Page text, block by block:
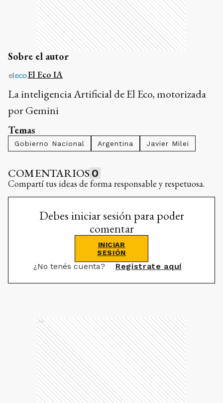
Sobre el autor
El Eco IA
La inteligencia Artificial de El Eco, motorizada
por Gemini
Temas
Gobierno Nacional Argentina Javier Milei
COMENTARIOS 0
Compartí tus ideas de forma responsable y respetuosa.
Debes iniciar sesión para poder
comentar
INICIAR
SESIÓN
¿No tenés cuenta? Registrate aquí
Ads